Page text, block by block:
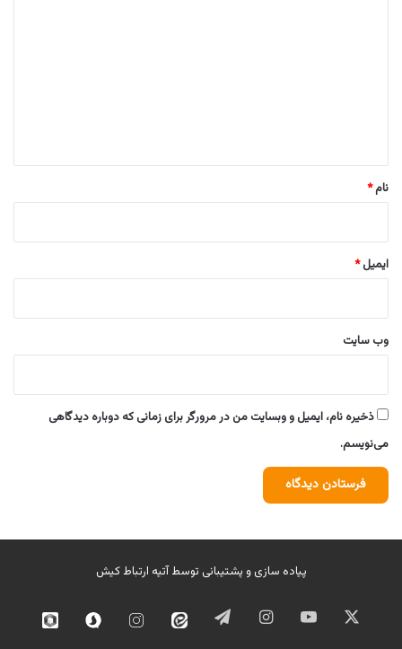
نام*
ایمیل*
وب‌ سایت
ذخیره نام، ایمیل و وبسایت من در مرورگر برای زمانی که دوباره دیدگاهی
می‌نویسم.
پیاده سازی و پشتیبانی توسطآتیه ارتباط کیش
ایکس یوتیوب اینستاگرامتلگرام ایتا اینستاگرامسروش